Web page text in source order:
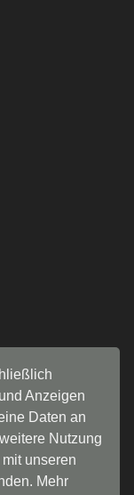
Anzeigen
Daten an
Nutzung
unseren
Mehr